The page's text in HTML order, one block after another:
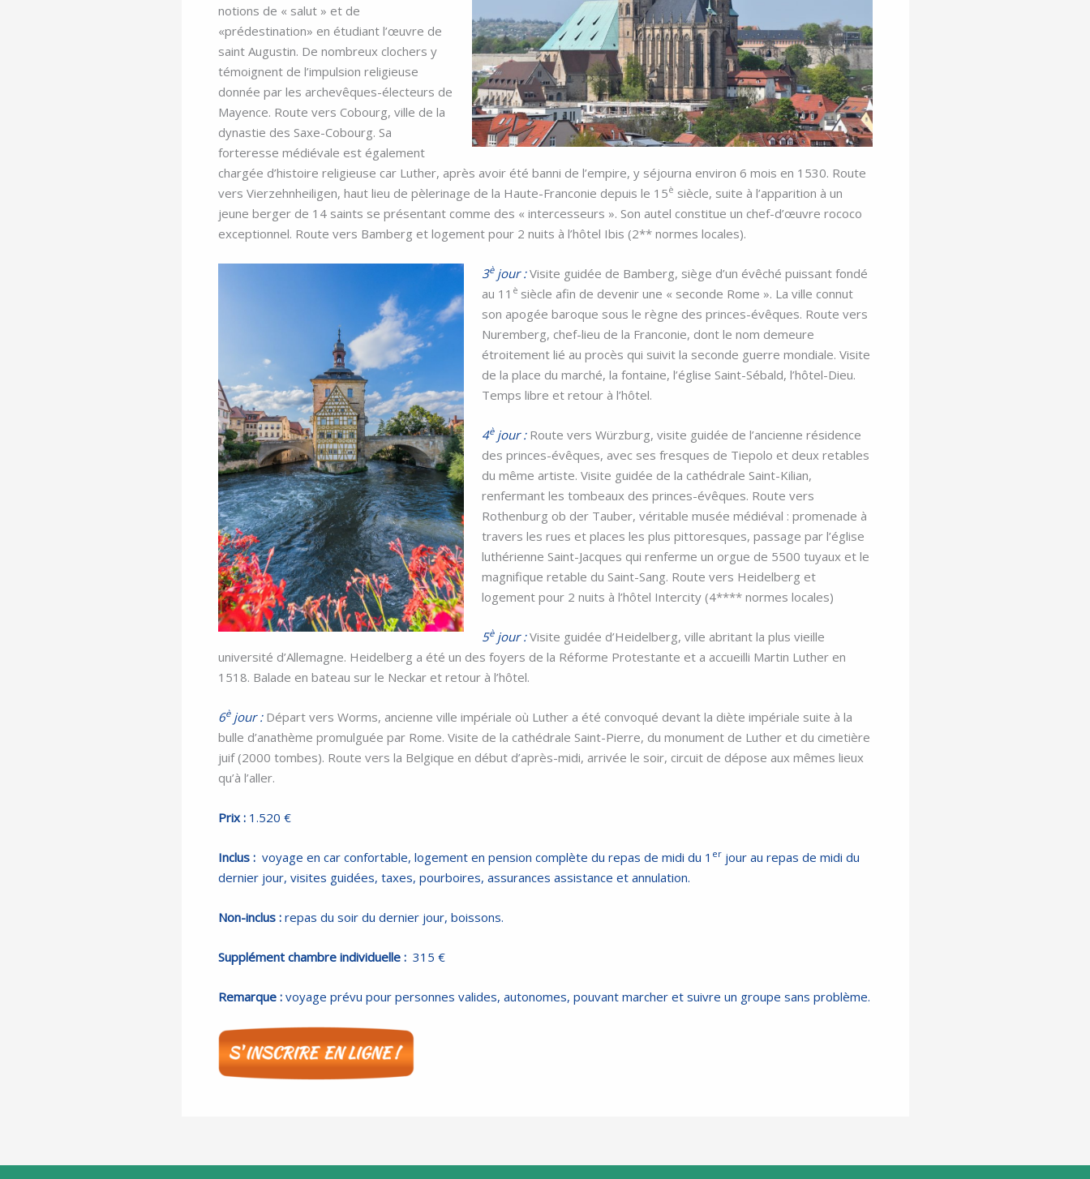
notions de « salut » et de
«prédestination» en étudiant l’œuvre de
saint Augustin. De nombreux clochers y
témoignent de l’impulsion religieuse
donnée par les archevêques-électeurs de
Mayence. Route vers Cobourg, ville de la
dynastie des Saxe-Cobourg. Sa
forteresse médiévale est également
chargée d’histoire religieuse car Luther, après avoir été banni de l’empire, y séjourna environ 6 mois en 1530. Route
vers Vierzehnheiligen, haut lieu de pèlerinage de la Haute-Franconie depuis le 15è siècle, suite à l’apparition à un
jeune berger de 14 saints se présentant comme des « intercesseurs ». Son autel constitue un chef-d’œuvre rococo
exceptionnel. Route vers Bamberg et logement pour 2 nuits à l’hôtel Ibis (2** normes locales).
3èjour :Visite guidée de Bamberg, siège d’un évêché puissant fondé
au 11 è siècle afin de devenir une « seconde Rome ». La ville connut
son apogée baroque sous le règne des princes-évêques. Route vers
Nuremberg, chef-lieu de la Franconie, dont le nom demeure
étroitement lié au procès qui suivit la seconde guerre mondiale. Visite
de la place du marché, la fontaine, l’église Saint-Sébald, l’hôtel-Dieu.
Temps libre et retour à l’hôtel.
4èjour : Route vers Würzburg, visite guidée de l’ancienne résidence
des princes-évêques, avec ses fresques de Tiepolo et deux retables
du même artiste. Visite guidée de la cathédrale Saint-Kilian,
renfermant les tombeaux des princes-évêques. Route vers
Rothenburg ob der Tauber, véritable musée médiéval : promenade à
travers les rues et places les plus pittoresques, passage par l’église
luthérienne Saint-Jacques qui renferme un orgue de 5500 tuyaux et le
magnifique retable du Saint-Sang. Route vers Heidelberg et
logement pour 2 nuits à l’hôtel Intercity (4**** normes locales)
5èjour :Visite guidée d’Heidelberg, ville abritant la plus vieille
université d’Allemagne. Heidelberg a été un des foyers de la Réforme Protestante et a accueilli Martin Luther en
1518. Balade en bateau sur le Neckar et retour à l’hôtel.
6èjour : Départ vers Worms, ancienne ville impériale où Luther a été convoqué devant la diète impériale suite à la
bulle d’anathème promulguée par Rome. Visite de la cathédrale Saint-Pierre, du monument de Luther et du cimetière
juif (2000 tombes). Route vers la Belgique en début d’après-midi, arrivée le soir, circuit de dépose aux mêmes lieux
qu’à l’aller.
Prix : 1.520 €
Inclus : voyage en car confortable, logement en pension complète du repas de midi du 1 erjour au repas de midi du
dernier jour, visites guidées, taxes, pourboires, assurances assistance et annulation.
Non-inclus : repas du soir du dernier jour, boissons.
Supplément chambre individuelle :315 €
Remarque : voyage prévu pour personnes valides, autonomes, pouvant marcher et suivre un groupe sans problème.